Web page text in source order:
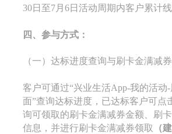
30日至7月6日活动周期内客户累计线
四、参与方式：
（一）达标进度查询与刷卡金满减
客户可通过“兴业生活App-我的活动
面”查询达标进度，已达标客户可点
询可领取的刷卡金满减券金额、刷
信息，并进行刷卡金满减券领取
（